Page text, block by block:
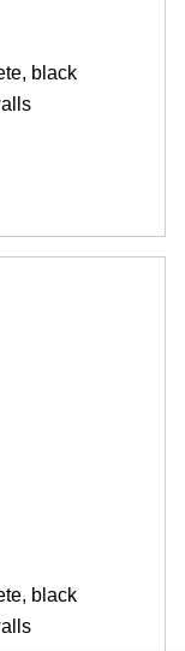
black
black